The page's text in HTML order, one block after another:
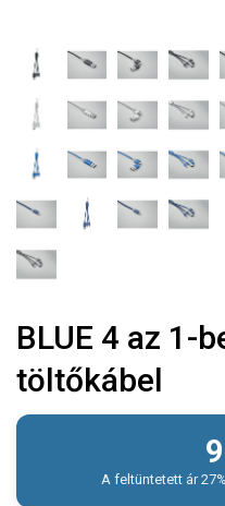
BLUE 4 az 1-
töltőkábel
A feltüntetett ár